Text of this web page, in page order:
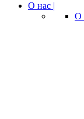
О нас |
О